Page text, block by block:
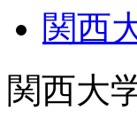
関西
関西大